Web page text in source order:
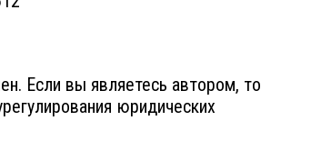
Если вы являетесь автором, то
юридических